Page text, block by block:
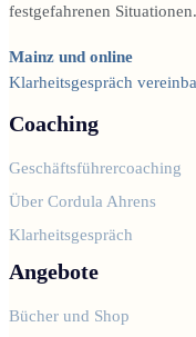
festgefahrenen Situationen.
Mainz und online
Klarheitsgespräch
Coaching
Geschäftsführercoaching
Über Cordula Ahrens
Klarheitsgespräch
Angebote
Bücher und Shop